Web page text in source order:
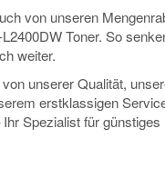
von unseren
Toner. So
weiter.
unserer Qualität,
erstklassigen
Spezialist für